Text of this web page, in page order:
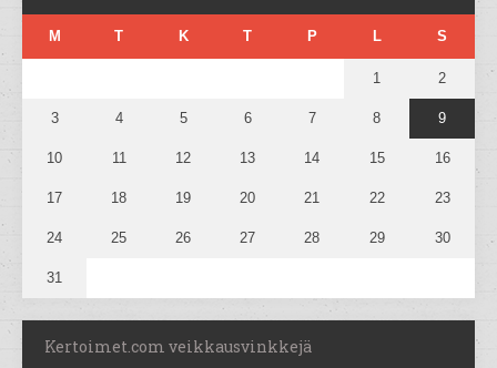
M T K T P L S
1 2
3 4 5 6 7 8 9
10 11 12 13 14 15 16
17 18 19 20 21 22 23
24 25 26 27 28 29 30
31
Kertoimet.com veikkausvinkkejä